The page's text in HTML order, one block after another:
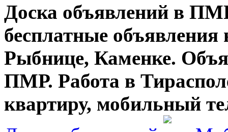
Доска объявлений в
бесплатные объявления
Рыбнице, Каменке.
ПМР. Работа в
квартиру, мобильный